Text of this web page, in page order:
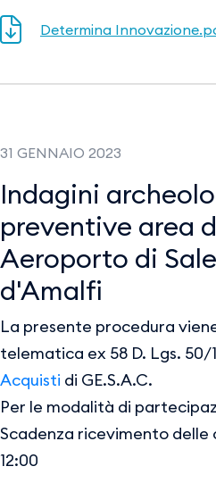
Determina
31 GENNAIO 2023
Indagini
preventive area
Aeroporto di
d'Amalfi
La presente procedura
telematica ex 58 D. Lgs. 50/
Acquisti di GE.S.A.C.
Per le modalità di
Scadenza ricevimento
12:00